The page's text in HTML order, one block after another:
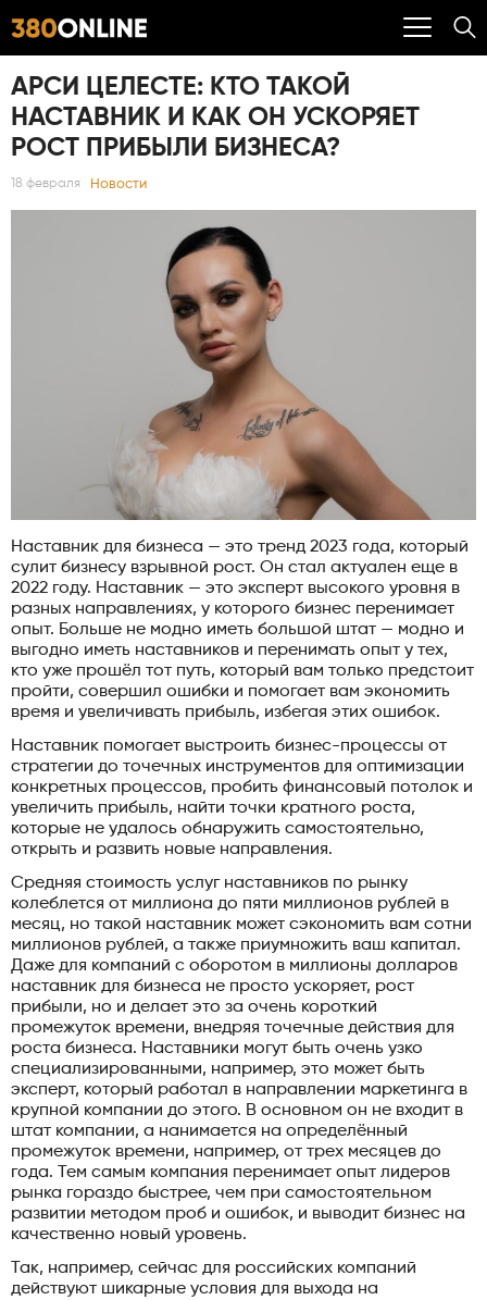
АРСИ ЦЕЛЕСТЕ: КТО ТАКОЙ
НАСТАВНИК И КАК ОН УСКОРЯЕТ
РОСТ ПРИБЫЛИ БИЗНЕСА?
18 февраля Новости
Наставник для бизнеса — это тренд 2023 года, который
сулит бизнесу взрывной рост. Он стал актуален еще в
2022 году. Наставник — это эксперт высокого уровня в
разных направлениях, у которого бизнес перенимает
опыт. Больше не модно иметь большой штат — модно и
выгодно иметь наставников и перенимать опыт у тех,
кто уже прошёл тот путь, который вам только предстоит
пройти, совершил ошибки и помогает вам экономить
время и увеличивать прибыль, избегая этих ошибок.
Наставник помогает выстроить бизнес-процессы от
стратегии до точечных инструментов для оптимизации
конкретных процессов, пробить финансовый потолок и
увеличить прибыль, найти точки кратного роста,
которые не удалось обнаружить самостоятельно,
открыть и развить новые направления.
Средняя стоимость услуг наставников по рынку
колеблется от миллиона до пяти миллионов рублей в
месяц, но такой наставник может сэкономить вам сотни
миллионов рублей, а также приумножить ваш капитал.
Даже для компаний с оборотом в миллионы долларов
наставник для бизнеса не просто ускоряет, рост
прибыли, но и делает это за очень короткий
промежуток времени, внедряя точечные действия для
роста бизнеса. Наставники могут быть очень узко
специализированными, например, это может быть
эксперт, который работал в направлении маркетинга в
крупной компании до этого. В основном он не входит в
штат компании, а нанимается на определённый
промежуток времени, например, от трех месяцев до
года. Тем самым компания перенимает опыт лидеров
рынка гораздо быстрее, чем при самостоятельном
развитии методом проб и ошибок, и выводит бизнес на
качественно новый уровень.
Так, например, сейчас для российских компаний
действуют шикарные условия для выхода на